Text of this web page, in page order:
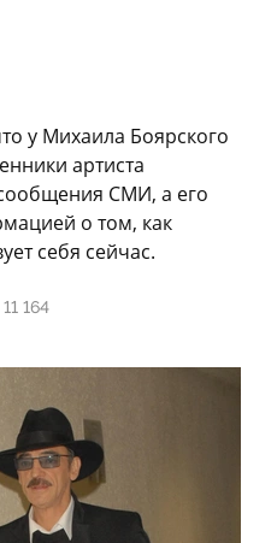
у Михаила Боярского
артиста
СМИ, а его
о том, как
себя сейчас.
11 164